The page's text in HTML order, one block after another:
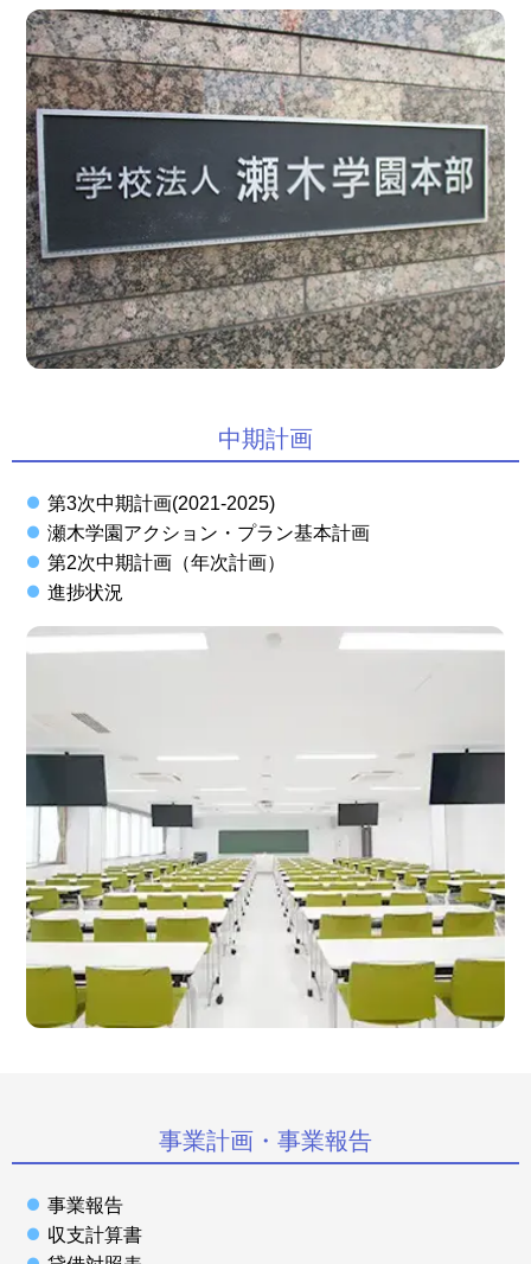
中期計画
第3次中期計画(2021-2025)
瀬木学園アクション・プラン基本計画
第2次中期計画（年次計画）
進捗状況
事業計画・事業報告
事業報告
収支計算書